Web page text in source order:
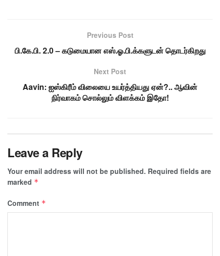
Previous Post
பி.கே.பி. 2.0 – கடுமையான எஸ்.ஓ.பி.க்களுடன் தொடர்கிறது
Next Post
Aavin: ஐஸ்கிரீம் விலையை உயர்த்தியது ஏன்?.. ஆவின்
நிர்வாகம் சொல்லும் விளக்கம் இதோ!
Leave a Reply
Your email address will not be published. Required fields are
marked *
Comment *